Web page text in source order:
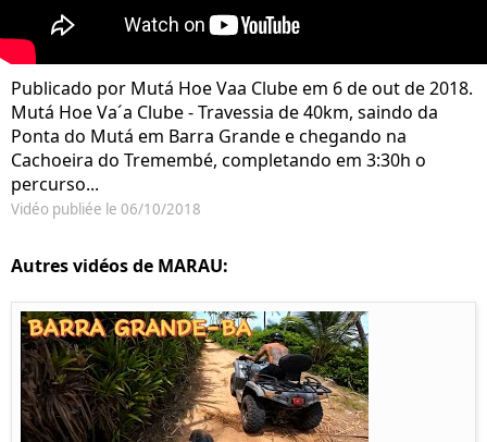
Publicado por Mutá Hoe Vaa Clube em 6 de out de 2018.
Mutá Hoe Va´a Clube - Travessia de 40km, saindo da
Ponta do Mutá em Barra Grande e chegando na
Cachoeira do Tremembé, completando em 3:30h o
percurso...
Vidéo publiée le 06/10/2018
Autres vidéos de MARAU: